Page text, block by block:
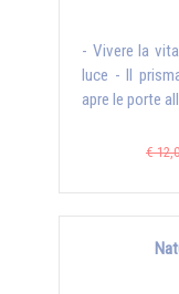
- Vivere la
luce - Il
apre le porte
€